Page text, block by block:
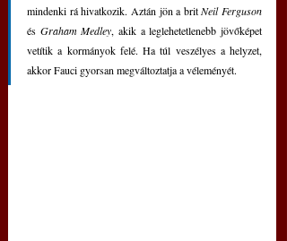
mindenki rá hivatkozik. Aztán jön a brit Neil Ferguson
és Graham Medley, akik a leglehetetlenebb jövőképet
vetítik a kormányok felé. Ha túl veszélyes a helyzet,
akkor Fauci gyorsan megváltoztatja a véleményét.